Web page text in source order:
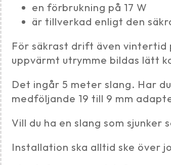
en förbrukning på 17 W
är tillverkad enligt den
För säkrast drift även vintertid
uppvärmt utrymme bildas lätt
Det ingår 5 meter slang. Har
medföljande 19 till 9 mm
Vill du ha en slang som
Installation ska alltid ske över